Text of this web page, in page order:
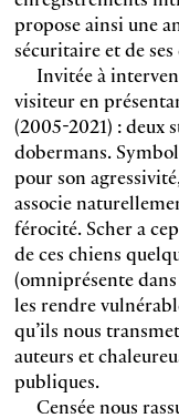
propose ainsi une
sécuritaire et de
Invitée à
visiteur en
(2005-2021) : deux
dobermans.
pour son
associe
férocité. Scher a
de ces chiens
(omniprésente
les rendre
qu’ils nous
auteurs et
publiques.
Censée nous